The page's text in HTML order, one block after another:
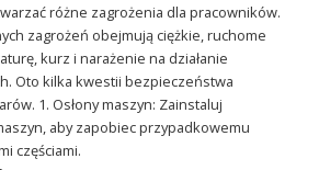
różne zagrożenia dla pracowników.
zagrożeń obejmują ciężkie, ruchome
kurz i narażenie na działanie
Oto kilka kwestii bezpieczeństwa
1. Osłony maszyn: Zainstaluj
aby zapobiec przypadkowemu
częściami.